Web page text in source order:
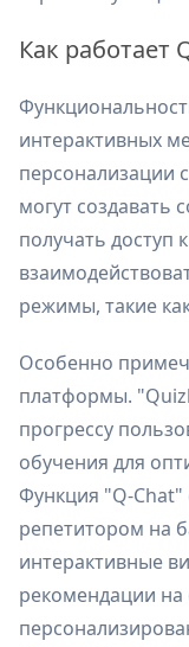
Как работает
интерактивных
могут создавать
получать доступ
режимы, такие
Особенно
платформы.
прогрессу
обучения для
Функция "Q-
репетитором на
интерактивные
рекомендации